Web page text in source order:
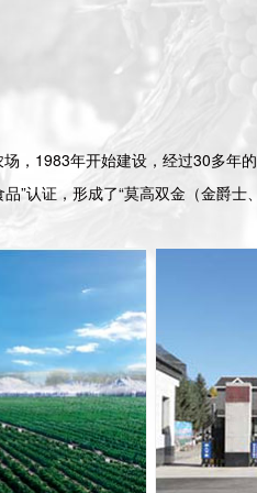
，1983年开始建设，经过30多年
”认证，形成了“莫高双金（金爵士